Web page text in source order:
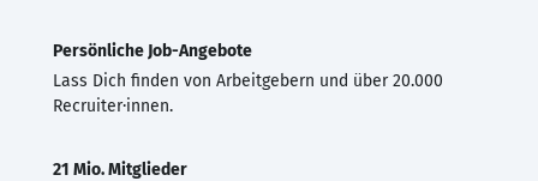
Persönliche Job-Angebote
Lass Dich finden von Arbeitgebern und über 20.000
Recruiter·innen.
21 Mio. Mitglieder